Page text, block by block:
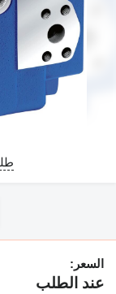
السعر:
عند الطلب